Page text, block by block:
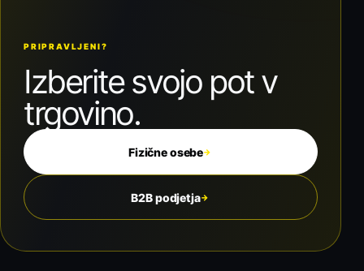
PRIPRAVLJENI?
Izberite svojo pot v
trgovino.
Fizične osebe→
B2B podjetja→